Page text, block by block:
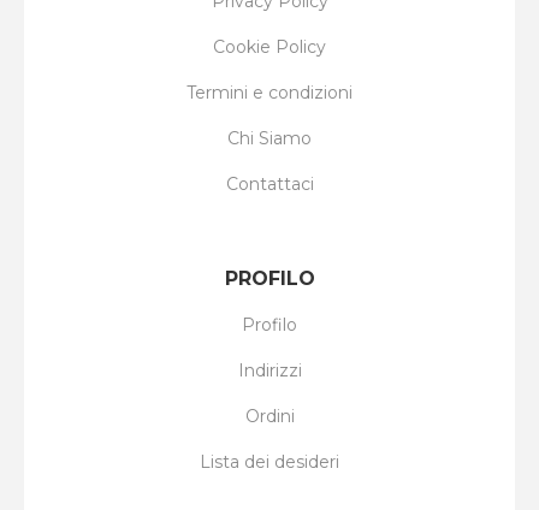
Cookie Policy
Termini e condizioni
Chi Siamo
Contattaci
PROFILO
Profilo
Indirizzi
Ordini
Lista dei desideri